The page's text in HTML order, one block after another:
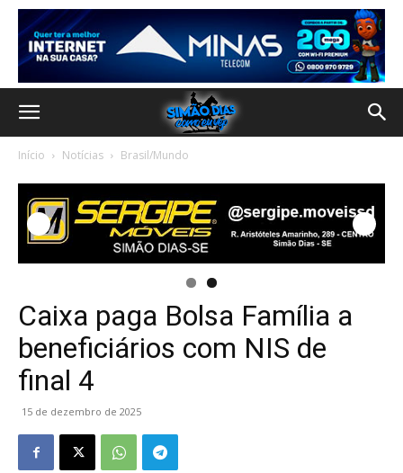
Início Notícias Brasil/Mundo
Caixa paga Bolsa Família a
beneficiários com NIS de
final 4
15 de dezembro de 2025